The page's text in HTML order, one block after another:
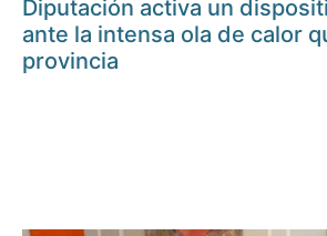
Diputación activa un
ante la intensa ola de calor
provincia